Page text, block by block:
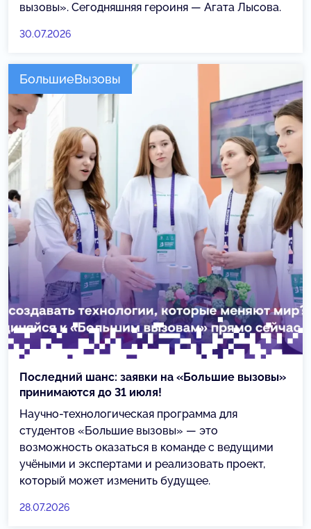
вызовы». Сегодняшняя героиня — Агата Лысова.
30.07.2026
БольшиеВызовы
Последний шанс: заявки на «Большие вызовы»
принимаются до 31 июля!
Научно-технологическая программа для
студентов «Большие вызовы» — это
возможность оказаться в команде с ведущими
учёными и экспертами и реализовать проект,
который может изменить будущее.
28.07.2026